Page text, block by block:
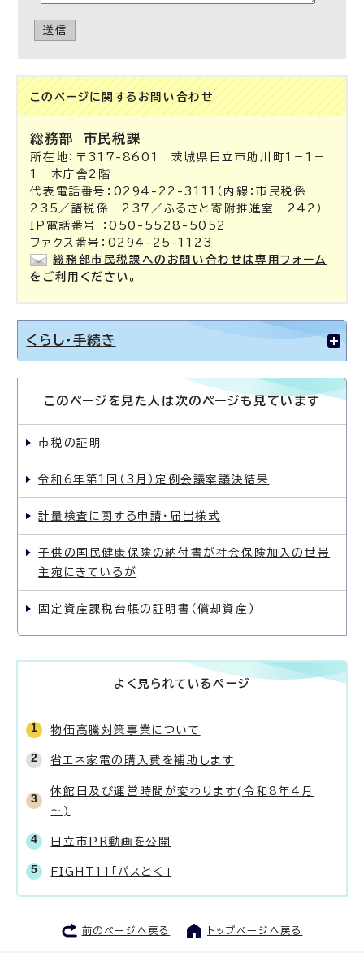
送信
このページに関する お問い合わせ
総務部 市民税課
所在地：〒317-8601 茨城県日立市助川町1－1－
1 本庁舎2階
代表電話番号：0294-22-3111（内線：市民税係
235／諸税係 237／ふるさと寄附推進室 242）
IP電話番号 ：050-5528-5052
ファクス番号：0294-25-1123
総務部市民税課へのお問い合わせは専用フォーム
をご利用ください。
くらし・手続き
このページを見た人は次のページも見ています
市税の証明
令和6年第1回（3月）定例会議案議決結果
計量検査に関する申請・届出様式
子供の国民健康保険の納付書が社会保険加入の世帯
主宛にきているが
固定資産課税台帳の証明書（償却資産）
よく見られているページ
物価高騰対策事業について
省エネ家電の購入費を補助します
休館日及び運営時間が変わります(令和8年4月
～)
日立市PR動画を公開
FIGHT11「パスとく」
前のページへ戻る トップページへ戻る